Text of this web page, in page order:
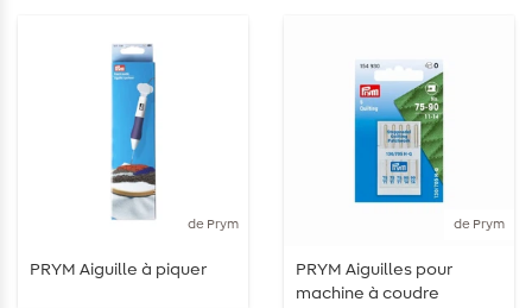
de Prym
PRYM Aiguille à piquer
de Prym
PRYM Aiguilles pour
machine à coudre